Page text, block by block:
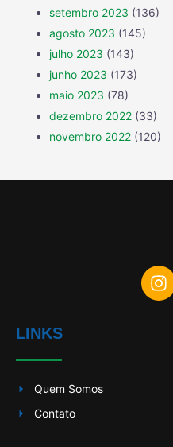
setembro 2023 (136)
agosto 2023 (145)
julho 2023 (143)
junho 2023 (173)
maio 2023 (78)
dezembro 2022 (33)
novembro 2022 (120)
LINKS
Quem Somos
Contato